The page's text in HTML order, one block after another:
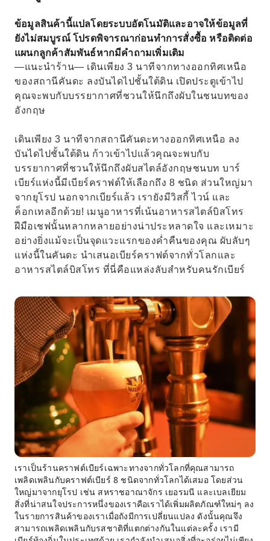
ข้อมูลสินค้านี้แปลโดยระบบอัตโนมัติและอาจให้ข้อมูลที่
ยังไม่สมบูรณ์ โปรดพิจารณาก่อนทำการสั่งซื้อ หรือติดต่อ
แผนกลูกค้าสัมพันธ์หากมีคำถามเพิ่มเติม
—แนะนำร้าน— เดินเพียง 3 นาทีจากทางออกทิศเหนือ
ของสถานีคันดะ ลงบันไดไปชั้นใต้ดิน เปิดประตูเข้าไป
คุณจะพบกับบรรยากาศที่ชวนให้นึกถึงผับในชนบทของ
อังกฤษ
เดินเพียง 3 นาทีจากสถานีคันดะทางออกทิศเหนือ ลง
บันไดไปชั้นใต้ดิน ก้าวเข้าไปแล้วคุณจะพบกับ
บรรยากาศที่ชวนให้นึกถึงผับสไตล์อังกฤษชนบท บาร์
เบียร์แห่งนี้มีเบียร์คราฟต์ให้เลือกถึง 8 ชนิด ส่วนใหญ่มา
จากยุโรป นอกจากเบียร์แล้ว เรายังมีวิสกี้ ไวน์ และ
ค็อกเทลอีกด้วย! เมนูอาหารที่เน้นอาหารสไตล์บิสโทร
ฝีมือเชฟนั้นหลากหลายอย่างน่าประหลาดใจ และเหมาะ
อย่างยิ่งแม้จะเป็นจุดแวะแรกของค่ำคืนของคุณ ผับลับๆ
แห่งนี้ในคันดะ นำเสนอเบียร์คราฟต์จากทั่วโลกและ
อาหารสไตล์บิสโทร ที่นี่คือแหล่งลับสำหรับคนรักเบียร์
เราเป็นร้านคราฟต์เบียร์เฉพาะทางจากทั่วโลกที่คุณสามารถ
เพลิดเพลินกับคราฟต์เบียร์ 8 ชนิดจากทั่วโลกได้เสมอ โดยส่วน
ใหญ่มาจากยุโรป เช่น สหราชอาณาจักร เยอรมนี และเบลเยียม
สิ่งที่น่าสนใจประการหนึ่งของเราคือเราได้เพิ่มผลิตภัณฑ์ใหม่ๆ ลง
ในรายการสินค้าของเราเมื่อถังมีการเปลี่ยนแปลง ดังนั้นคุณจึง
สามารถเพลิดเพลินกับรสชาติที่แตกต่างกันในแต่ละครั้ง เรามี